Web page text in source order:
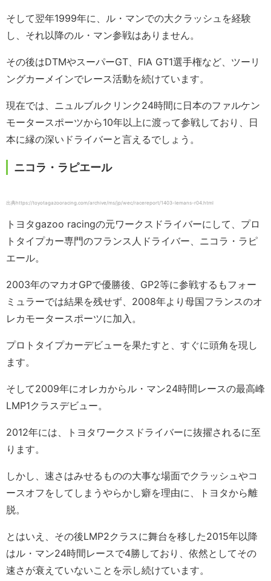
そして翌年1999年に、ル・マンでの大クラッシュを経験
し、それ以降のル・マン参戦はありません。
その後はDTMやスーパーGT、FIA GT1選手権など、ツーリ
ングカーメインでレース活動を続けています。
現在では、ニュルブルクリンク24時間に日本のファルケン
モータースポーツから10年以上に渡って参戦しており、日
本に縁の深いドライバーと言えるでしょう。
ニコラ・ラピエール
出典https://toyotagazooracing.com/archive/ms/jp/wec/racereport/1403-lemans-r04.html
トヨタgazoo racingの元ワークスドライバーにして、プロ
トタイプカー専門のフランス人ドライバー、ニコラ・ラピ
エール。
2003年のマカオGPで優勝後、GP2等に参戦するもフォー
ミュラーでは結果を残せず、2008年より母国フランスのオ
レカモータースポーツに加入。
プロトタイプカーデビューを果たすと、すぐに頭角を現し
ます。
そして2009年にオレカからル・マン24時間レースの最高峰
LMP1クラスデビュー。
2012年には、トヨタワークスドライバーに抜擢されるに至
ります。
しかし、速さはみせるものの大事な場面でクラッシュやコ
ースオフをしてしまうやらかし癖を理由に、トヨタから離
脱。
とはいえ、その後LMP2クラスに舞台を移した2015年以降
はル・マン24時間レースで4勝しており、依然としてその
速さが衰えていないことを示し続けています。